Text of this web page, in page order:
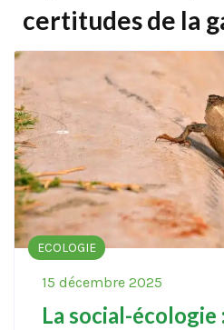
certitudes de la
ECOLOGIE
15 décembre 2025
La social-